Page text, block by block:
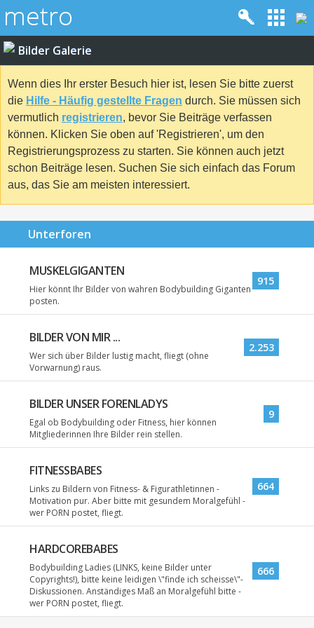
Bilder Galerie
Wenn dies Ihr erster Besuch hier ist, lesen Sie bitte zuerst
die Hilfe - Häufig gestellte Fragen durch. Sie müssen sich
vermutlich registrieren, bevor Sie Beiträge verfassen
können. Klicken Sie oben auf 'Registrieren', um den
Registrierungsprozess zu starten. Sie können auch jetzt
schon Beiträge lesen. Suchen Sie sich einfach das Forum
aus, das Sie am meisten interessiert.
Unterforen
MUSKELGIGANTEN
Hier könnt Ihr Bilder von wahren Bodybuilding Giganten
posten.
915
BILDER VON MIR ...
Wer sich über Bilder lustig macht, fliegt (ohne
Vorwarnung) raus.
2.253
BILDER UNSER FORENLADYS
Egal ob Bodybuilding oder Fitness, hier können
Mitgliederinnen Ihre Bilder rein stellen.
9
FITNESSBABES
Links zu Bildern von Fitness- & Figurathletinnen -
Motivation pur. Aber bitte mit gesundem Moralgefühl -
wer PORN postet, fliegt.
664
HARDCOREBABES
Bodybuilding Ladies (LINKS, keine Bilder unter
Copyrights!), bitte keine leidigen \"finde ich scheisse\"-
Diskussionen. Anständiges Maß an Moralgefühl bitte -
wer PORN postet, fliegt.
666